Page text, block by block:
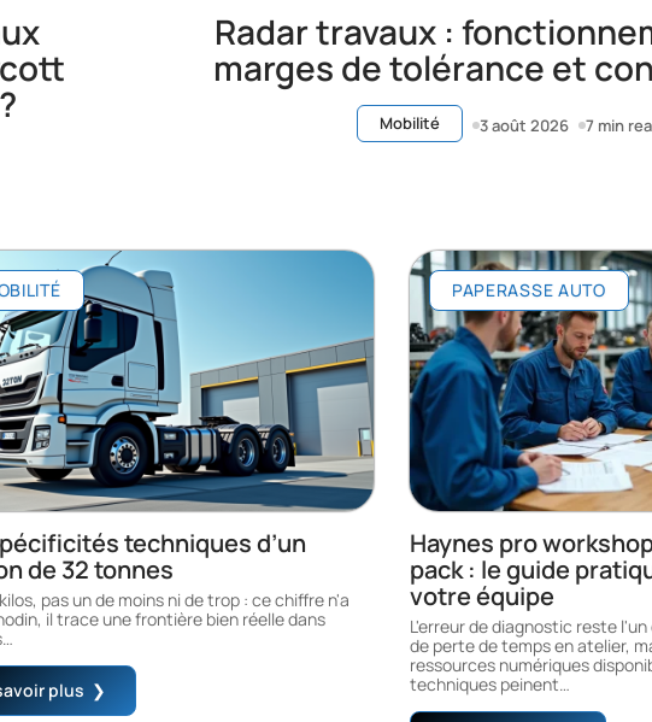
Radar travaux :
marges de tolérance et
Mobilité 3 août 2026 7 min
techniques d’un
de 32 tonnes
pas un de moins ni de trop : ce chiffre n'a
il trace une frontière bien réelle dans
…
plus
PAPERASSE AUTO
Haynes pro
pack : le guide
votre équipe
L'erreur de diagnostic reste
de perte de temps en atelier,
ressources numériques
techniques peinent…